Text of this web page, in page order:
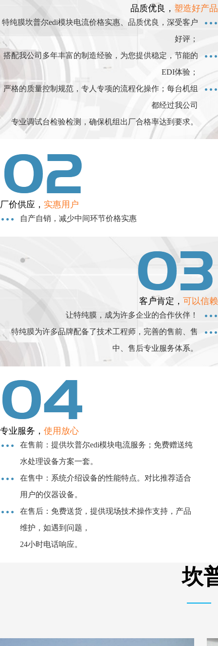
品质优良， 塑造好产品
特纯膜坎普尔edi模块电流价格实惠、品质优良，深受客户
好评；
搭配我公司多年丰富的制造经验，为您提供稳定，节能的
EDI体验；
严格的质量控制规范，专人专项的流程化操作；每台机组
都经过我公司
专业调试台检验检测，确保机组出厂合格率达到要求。
厂价供应， 实惠用户
自产自销，减少中间环节价格实惠
客户肯定， 可以信赖
让特纯膜，成为许多企业的合作伙伴！
特纯膜为许多品牌配备了技术工程师，完善的售前、售
中、售后专业服务体系。
专业服务， 使用放心
在售前：提供坎普尔edi模块电流服务；免费赠送纯
水处理设备方案一套。
在售中：系统介绍设备的性能特点。对比推荐适合
用户的仪器设备。
在售后：免费送货，提供现场技术操作支持，产品
维护，如遇到问题，
24小时电话响应。
坎